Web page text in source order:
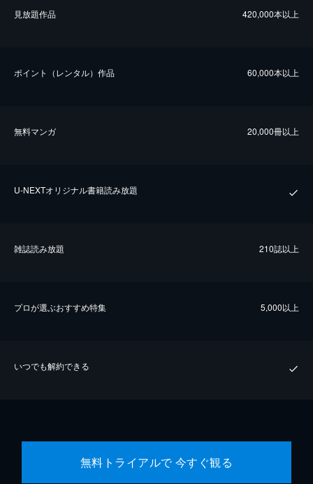
⾒放題作品 420,000本以上
ポイント（レンタル）作品 60,000本以上
無料マンガ 20,000冊以上
U-NEXTオリジナル書籍読み放題
雑誌読み放題 210誌以上
プロが選ぶおすすめ特集 5,000以上
いつでも解約できる
無料トライアルで 今すぐ観る